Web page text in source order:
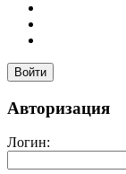
Войти
Авторизация
Логин: